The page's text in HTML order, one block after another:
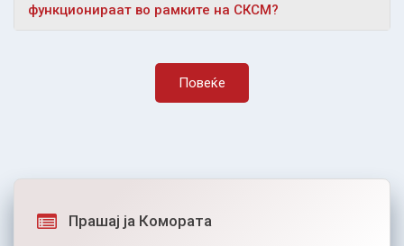
функционираат во рамките на СКСМ?
Повеќе
Прашај ја Комората